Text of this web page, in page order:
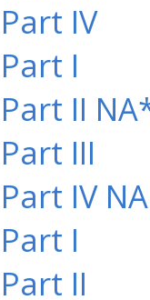
IV
I
II
III
IV NA
I
II